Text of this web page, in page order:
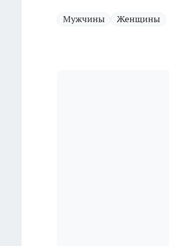
Мужчины Женщины